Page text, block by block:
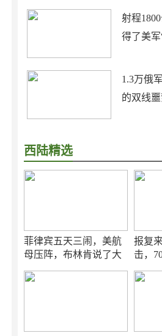
射程
得了美军
1.3万俄
的双线
西陆精选
菲律宾五天三闹，美航
母压阵，布林肯说了大
报复
击，